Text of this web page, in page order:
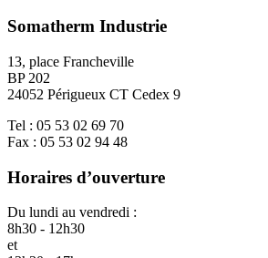
Somatherm Industrie
13, place Francheville
BP 202
24052 Périgueux CT Cedex 9
Tel : 05 53 02 69 70
Fax : 05 53 02 94 48
Horaires d’ouverture
Du lundi au vendredi :
8h30 - 12h30
et